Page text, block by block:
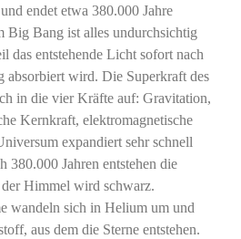
endet etwa 380.000 Jahre
Big Bang ist alles undurchsichtig
das entstehende Licht sofort nach
absorbiert wird. Die Superkraft des
in die vier Kräfte auf: Gravitation,
Kernkraft, elektromagnetische
expandiert sehr schnell
380.000 Jahren entstehen die
Himmel wird schwarz.
wandeln sich in Helium um und
aus dem die Sterne entstehen.